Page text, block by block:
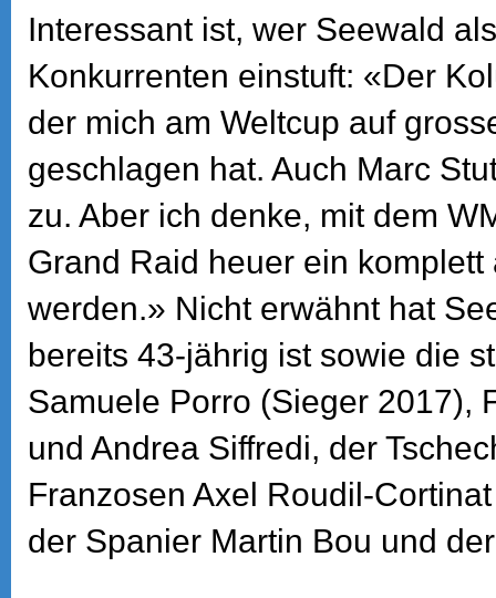
Interessant ist, wer Seewald
Konkurrenten einstuft: «Der
der mich am Weltcup auf
geschlagen hat. Auch Marc
zu. Aber ich denke, mit dem
Grand Raid heuer ein
werden.» Nicht erwähnt hat
bereits 43-jährig ist sowie die
Samuele Porro (Sieger 2017),
und Andrea Siffredi, der
Franzosen Axel Roudil-
der Spanier Martin Bou und